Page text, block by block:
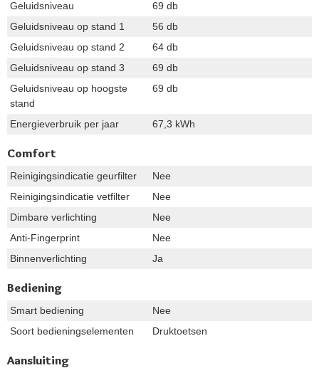
Geluidsniveau
69 db
Geluidsniveau op stand 1
56 db
Geluidsniveau op stand 2
64 db
Geluidsniveau op stand 3
69 db
Geluidsniveau op hoogste
stand
69 db
Energieverbruik per jaar 67,3 kWh
Comfort
Reinigingsindicatie geurfilter
Nee
Reinigingsindicatie vetfilter
Nee
Dimbare verlichting
Nee
Anti-Fingerprint
Nee
Binnenverlichting
Ja
Bediening
Smart bediening
Nee
Soort bedieningselementen
Druktoetsen
Aansluiting